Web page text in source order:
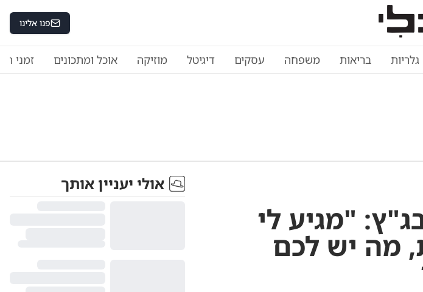
פנו אלינו
גלריות בריאות משפחה עסקים דיגיטל מוזיקה אוכל ומתכונים זמני
"מגיע לי
מה יש לכם
אולי יעניין אותך